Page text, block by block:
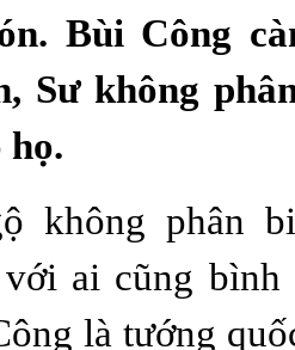
Bùi Công
Sư không
họ.
không phân
ai cũng bình
là tướng